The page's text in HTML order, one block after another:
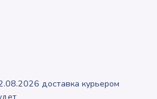
доставка курьером